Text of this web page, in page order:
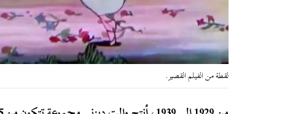
لقطة من الفيلم القصير.